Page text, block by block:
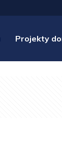
Projekty